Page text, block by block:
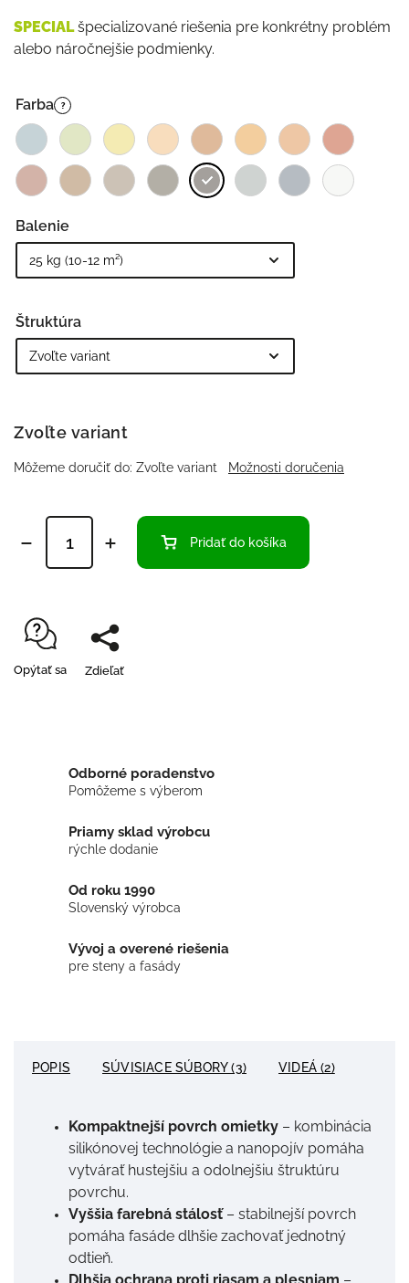
SPECIALšpecializované riešenia pre konkrétny problém
alebo náročnejšie podmienky.
Farba ?
Balenie
Štruktúra
Zvoľte variant
Môžeme doručiť do: Zvoľte variant Možnosti doručenia
Pridať do košíka
Opýtať sa Zdieľať
Odborné poradenstvo
Pomôžeme s výberom
Priamy sklad výrobcu
rýchle dodanie
Od roku 1990
Slovenský výrobca
Vývoj a overené riešenia
pre steny a fasády
POPIS SÚVISIACE SÚBORY (3) VIDEÁ (2)
Kompaktnejší povrch omietky – kombinácia
silikónovej technológie a nanopojív pomáha
vytvárať hustejšiu a odolnejšiu štruktúru
povrchu.
Vyššia farebná stálosť– stabilnejší povrch
pomáha fasáde dlhšie zachovať jednotný
odtieň.